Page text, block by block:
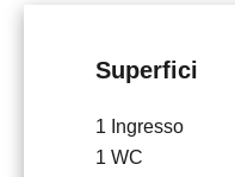
Superfici
1 Ingresso
1 WC